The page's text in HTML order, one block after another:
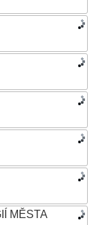
MĚSTA